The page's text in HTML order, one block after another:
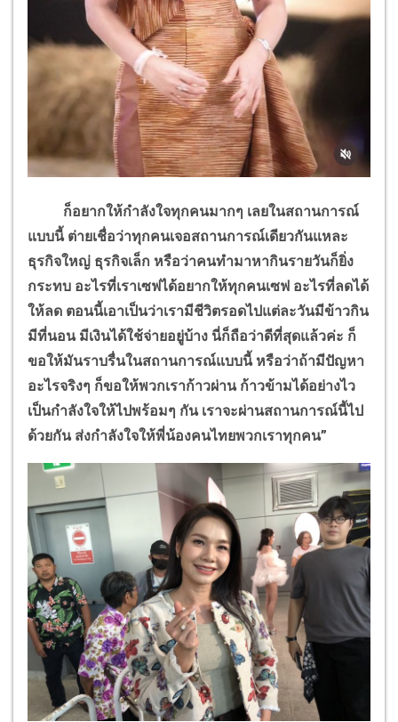
ก็อยากให้กำลังใจทุกคนมากๆ เลยในสถานการณ์
แบบนี้ ต่ายเชื่อว่าทุกคนเจอสถานการณ์เดียวกันแหละ
ธุรกิจใหญ่ ธุรกิจเล็ก หรือว่าคนทำมาหากินรายวันก็ยิ่ง
กระทบ อะไรที่เราเซฟได้อยากให้ทุกคนเซฟ อะไรที่ลดได้
ให้ลด ตอนนี้เอาเป็นว่าเรามีชีวิตรอดไปแต่ละวันมีข้าวกิน
มีที่นอน มีเงินได้ใช้จ่ายอยู่บ้าง นี่ก็ถือว่าดีที่สุดแล้วค่ะ ก็
ขอให้มันราบรื่นในสถานการณ์แบบนี้ หรือว่าถ้ามีปัญหา
อะไรจริงๆ ก็ขอให้พวกเราก้าวผ่าน ก้าวข้ามได้อย่างไว
เป็นกำลังใจให้ไปพร้อมๆ กัน เราจะผ่านสถานการณ์นี้ไป
ด้วยกัน ส่งกำลังใจให้พี่น้องคนไทยพวกเราทุกคน”